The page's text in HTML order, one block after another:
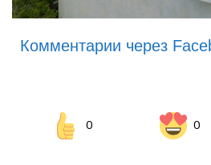
Комментарии через
0 0